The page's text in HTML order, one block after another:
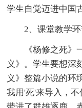
学生自觉迈进中国
2、课堂教学
《杨修之死
义》。学生要想深
义》整篇小说的环
我用'死'来导入，